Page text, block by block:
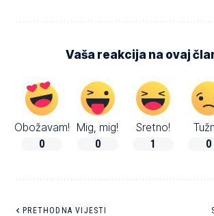
Vaša reakcija na ovaj
Obožavam!
0
Mig, mig!
0
Sretno!
1
0
PRETHODNA VIJESTI